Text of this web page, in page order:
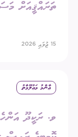
ތަރައްޤީއަށް
15 ޖުލައި 2026
ޢާންމު މަޢުލޫމާތު
ވ. ރަކީދޫ